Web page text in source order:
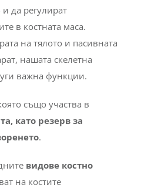
и да регулират
в костната маса.
на тялото и пасивната
нашата скелетна
важна функции.
също участва в
като резерв за
.
видове костно
на костите